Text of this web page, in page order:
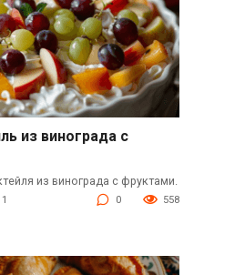
из винограда с
из винограда с фруктами.
1 0 558